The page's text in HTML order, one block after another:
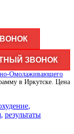
ЗВОНОК
Омолаживающего
в Иркутске. Цена
,
, результаты